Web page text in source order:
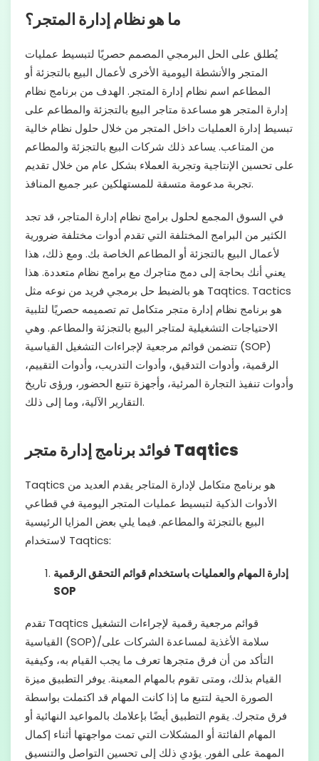
ما هو نظام إدارة المتجر؟
يُطلق على الحل البرمجي المصمم حصريًا لتبسيط عمليات
المتجر والأنشطة اليومية الأخرى لأعمال البيع بالتجزئة أو
المطاعم اسم نظام إدارة المتجر. الهدف من برنامج نظام
إدارة المتجر هو مساعدة متاجر البيع بالتجزئة والمطاعم على
تبسيط إدارة العمليات داخل المتجر من خلال حلول نظام خالية
من المتاعب. يساعد ذلك شركات البيع بالتجزئة والمطاعم
على تحسين الإنتاجية وتجربة العملاء بشكل عام من خلال تقديم
تجربة مدعومة متسقة للمستهلكين عبر جميع المنافذ.
في السوق المجمع لحلول برامج نظام إدارة المتاجر، قد تجد
الكثير من البرامج المختلفة التي تقدم أدوات مختلفة ضرورية
لأعمال البيع بالتجزئة أو المطاعم الخاصة بك. ومع ذلك، هذا
يعني أنك بحاجة إلى دمج متاجرك مع برامج نظام متعددة. هذا
هو بالضبط حل برمجي فريد من نوعه مثل Taqtics. Tactics
هو برنامج نظام إدارة متجر متكامل تم تصميمه حصريًا لتلبية
الاحتياجات التشغيلية لمتاجر البيع بالتجزئة والمطاعم. وهي
تتضمن قوائم مرجعية لإجراءات التشغيل القياسية (SOP)
الرقمية، وأدوات التدقيق، وأدوات التدريب، وأدوات التقييم،
وأدوات تنفيذ التجارة المرئية، وأجهزة تتبع الحضور، ورؤى تاريخ
التقارير الآلية، وما إلى ذلك.
فوائد برنامج إدارة متجر Taqtics
Taqtics هو برنامج متكامل لإدارة المتاجر يقدم العديد من
الأدوات الذكية لتبسيط عمليات المتجر اليومية في قطاعي
البيع بالتجزئة والمطاعم. فيما يلي بعض المزايا الرئيسية
لاستخدام Taqtics:
إدارة المهام والعمليات باستخدام قوائم التحقق الرقمية
SOP
تقدم Taqtics قوائم مرجعية رقمية لإجراءات التشغيل
القياسية (SOP)/سلامة الأغذية لمساعدة الشركات على
التأكد من أن فرق متجرها تعرف ما يجب القيام به، وكيفية
القيام بذلك، ومتى تقوم بالمهام المعينة. يوفر التطبيق ميزة
الصورة الحية لتتبع ما إذا كانت المهام قد اكتملت بواسطة
فرق متجرك. يقوم التطبيق أيضًا بإعلامك بالمواعيد النهائية أو
المهام الفائتة أو المشكلات التي تمت مواجهتها أثناء إكمال
المهمة على الفور. يؤدي ذلك إلى تحسين التواصل والتنسيق